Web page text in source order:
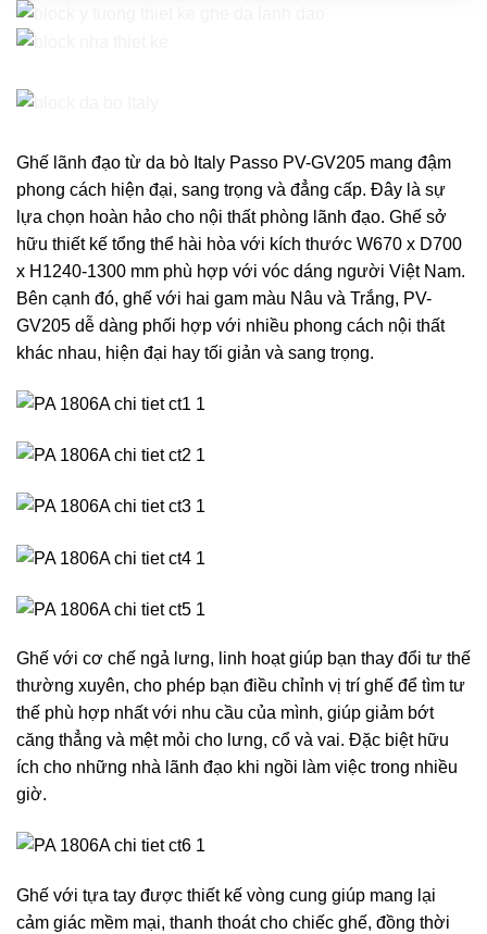
Ghế lãnh đạo từ da bò Italy Passo PV-GV205 mang đậm
phong cách hiện đại, sang trọng và đẳng cấp. Đây là sự
lựa chọn hoàn hảo cho nội thất phòng lãnh đạo. Ghế sở
hữu thiết kế tổng thể hài hòa với kích thước W670 x D700
x H1240-1300 mm phù hợp với vóc dáng người Việt Nam.
Bên cạnh đó, ghế với hai gam màu Nâu và Trắng, PV-
GV205 dễ dàng phối hợp với nhiều phong cách nội thất
khác nhau, hiện đại hay tối giản và sang trọng.
Ghế với cơ chế ngả lưng, linh hoạt giúp bạn thay đổi tư thế
thường xuyên, cho phép bạn điều chỉnh vị trí ghế để tìm tư
thế phù hợp nhất với nhu cầu của mình, giúp giảm bớt
căng thẳng và mệt mỏi cho lưng, cổ và vai. Đặc biệt hữu
ích cho những nhà lãnh đạo khi ngồi làm việc trong nhiều
giờ.
Ghế với tựa tay được thiết kế vòng cung giúp mang lại
cảm giác mềm mại, thanh thoát cho chiếc ghế, đồng thời